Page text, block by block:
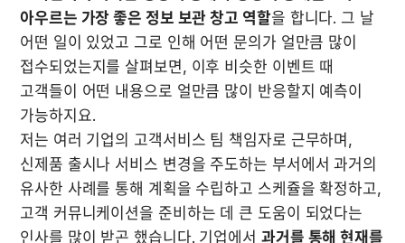
아우르는 가장 좋은 정보 보관 창고 역할을 합니다. 그 날
어떤 일이 있었고 그로 인해 어떤 문의가 얼만큼 많이
접수되었는지를 살펴보면, 이후 비슷한 이벤트 때
고객들이 어떤 내용으로 얼만큼 많이 반응할지 예측이
가능하지요.
저는 여러 기업의 고객서비스 팀 책임자로 근무하며,
신제품 출시나 서비스 변경을 주도하는 부서에서 과거의
유사한 사례를 통해 계획을 수립하고 스케쥴을 확정하고,
고객 커뮤니케이션을 준비하는 데 큰 도움이 되었다는
인사를 많이 받곤 했습니다. 기업에서 과거를 통해 현재를